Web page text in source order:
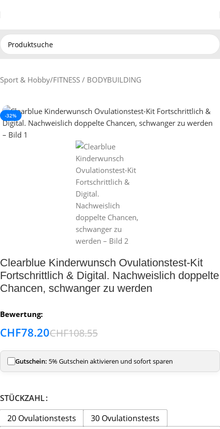
Sport & Hobby/FITNESS / BODYBUILDING
-32%
Clearblue Kinderwunsch Ovulationstest-Kit
Fortschrittlich & Digital. Nachweislich doppelte
Chancen, schwanger zu werden
Bewertung:
CHF78.20CHF108.55
Gutschein: 5% Gutschein aktivieren und sofort sparen
STÜCKZAHL
20 Ovulationstests
30 Ovulationstests